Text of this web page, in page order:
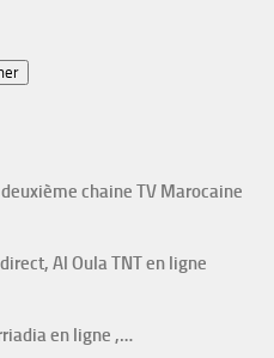
chaine TV Marocaine
Al Oula TNT en ligne
en ligne ,…